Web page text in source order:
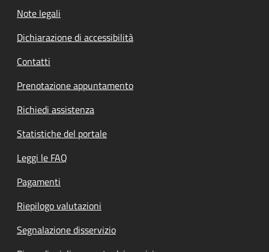
Note legali
Dichiarazione di accessibilità
Contatti
Prenotazione appuntamento
Richiedi assistenza
Statistiche del portale
Leggi le FAQ
Pagamenti
Riepilogo valutazioni
Segnalazione disservizio